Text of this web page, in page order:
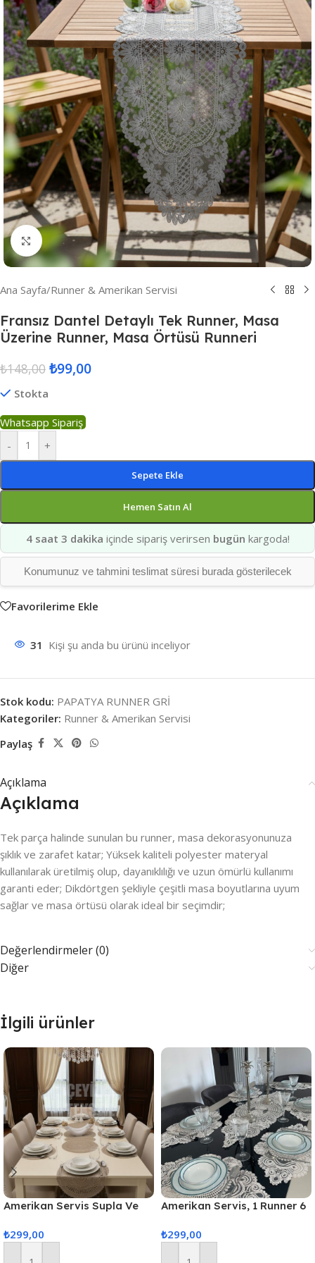
Resmi Büyüt
Ana Sayfa/Runner & Amerikan Servisi
Fransız Dantel Detaylı Tek Runner, Masa
Üzerine Runner, Masa Örtüsü Runneri
₺148,00 ₺99,00
Stokta
Whatsapp Sipariş
-
+
Sepete Ekle
Hemen Satın Al
4 saat 3 dakika içinde sipariş verirsen bugün kargoda!
Konumunuz ve tahmini teslimat süresi burada gösterilecek
Favorilerime Ekle
31 Kişi şu anda bu ürünü inceliyor
Stok kodu: PAPATYA RUNNER GRİ
Kategoriler: Runner & Amerikan Servisi
Paylaş
Açıklama
Açıklama
Tek parça halinde sunulan bu runner, masa dekorasyonunuza
şıklık ve zarafet katar; Yüksek kaliteli polyester materyal
kullanılarak üretilmiş olup, dayanıklılığı ve uzun ömürlü kullanımı
garanti eder; Dikdörtgen şekliyle çeşitli masa boyutlarına uyum
sağlar ve masa örtüsü olarak ideal bir seçimdir;
Değerlendirmeler (0)
Diğer
İlgili ürünler
Amerikan Servis Supla Ve
₺299,00
Amerikan Servis, 1 Runner 6
Masa Örtüsü Seti, Servis
₺299,00